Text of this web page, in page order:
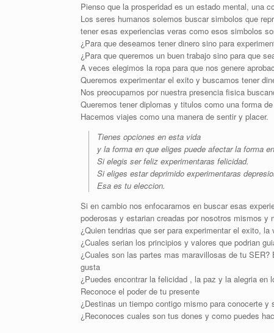
Pienso que la prosperidad es un estado mental, una
Los seres humanos solemos buscar simbolos que
tener esas experiencias veras como esos simbolos
¿Para que deseamos tener dinero sino para
¿Para que queremos un buen trabajo sino para que
A veces elegimos la ropa para que nos genere
Queremos experimentar el exito y buscamos tener
Nos preocupamos por nuestra presencia fisica
Queremos tener diplomas y titulos como una forma
Hacemos viajes como una manera de sentir y placer.
Tienes opciones en esta vida
y la forma en que eliges puede afectar la forma
Si elegis ser feliz experimentaras felicidad.
Si eliges estar deprimido experimentaras
Esa es tu eleccion.
Si en cambio nos enfocaramos en buscar esas
poderosas y estarian creadas por nosotros mismos y
¿Quien tendrias que ser para experimentar el exito,
¿Cuales serian los principios y valores que podrian
¿Cuales son las partes mas maravillosas de tu
gusta
¿Puedes encontrar la felicidad , la paz y la alegria en
Reconoce el poder de tu presente
¿Destinas un tiempo contigo mismo para conocerte y
¿Reconoces cuales son tus dones y como puedes